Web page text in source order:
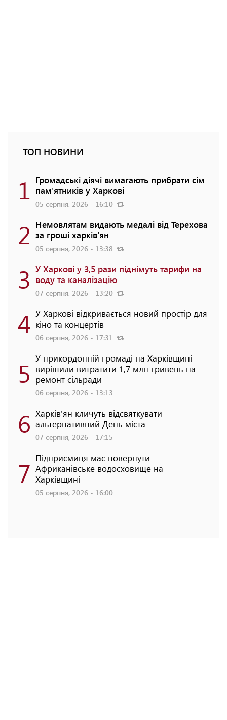
ТОП НОВИНИ
1 Громадські діячі вимагають прибрати сім
пам'ятників у Харкові
05 серпня, 2026 - 16:10
2 Немовлятам видають медалі від Терехова
за гроші харків'ян
05 серпня, 2026 - 13:38
3 У Харкові у 3,5 рази піднімуть тарифи на
воду та каналізацію
07 серпня, 2026 - 13:20
4 У Харкові відкривається новий простір для
кіно та концертів
06 серпня, 2026 - 17:31
5 У прикордонній громаді на Харківщині
вирішили витратити 1,7 млн гривень на
ремонт сільради
06 серпня, 2026 - 13:13
6 Харків'ян кличуть відсвяткувати
альтернативний День міста
07 серпня, 2026 - 17:15
7 Підприємиця має повернути
Африканівське водосховище на
Харківщині
05 серпня, 2026 - 16:00